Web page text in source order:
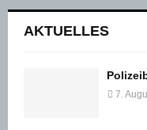
AKTUELLES
7.